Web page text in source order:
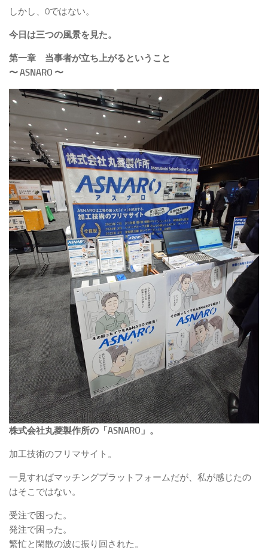
しかし、0ではない。
今日は三つの風景を見た。
第一章 当事者が立ち上がるということ
〜 ASNARO 〜
株式会社丸菱製作所の「ASNARO」。
加工技術のフリマサイト。
一見すればマッチングプラットフォームだが、私が感じたの
はそこではない。
受注で困った。
発注で困った。
繁忙と閑散の波に振り回された。